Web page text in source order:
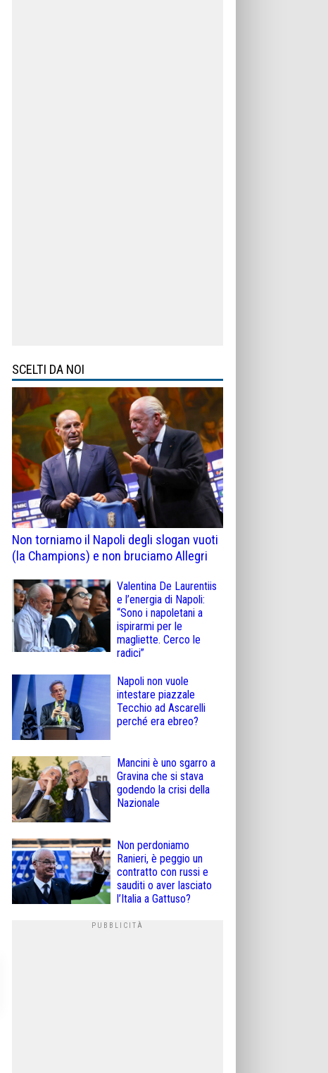
SCELTI DA NOI
Non torniamo il Napoli degli slogan vuoti
(la Champions) e non bruciamo Allegri
Valentina De Laurentiis
e l’energia di Napoli:
“Sono i napoletani a
ispirarmi per le
magliette. Cerco le
radici”
Napoli non vuole
intestare piazzale
Tecchio ad Ascarelli
perché era ebreo?
Mancini è uno sgarro a
Gravina che si stava
godendo la crisi della
Nazionale
Non perdoniamo
Ranieri, è peggio un
contratto con russi e
sauditi o aver lasciato
l’Italia a Gattuso?